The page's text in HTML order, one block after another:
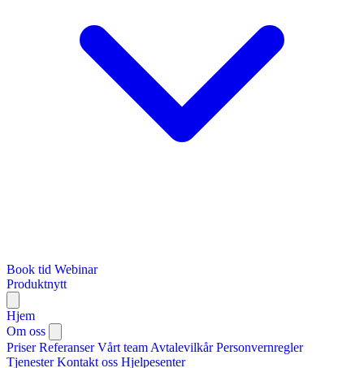
Book tid Webinar
Produktnytt
Hjem
Om oss
Priser Referanser Vårt team Avtalevilkår Personvernregler
Tjenester Kontakt oss Hjelpesenter